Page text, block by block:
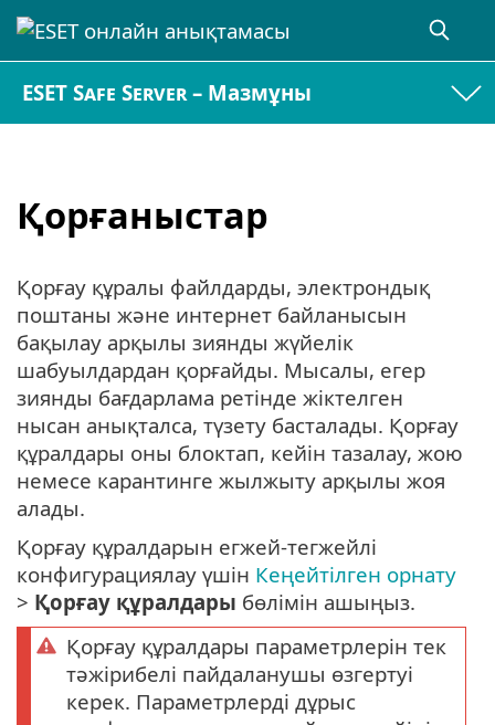
ESET Safe Server – Мазмұны
Қорғаныстар
Қорғау құралы файлдарды, электрондық
поштаны және интернет байланысын
бақылау арқылы зиянды жүйелік
шабуылдардан қорғайды. Мысалы, егер
зиянды бағдарлама ретінде жіктелген
нысан анықталса, түзету басталады. Қорғау
құралдары оны блоктап, кейін тазалау, жою
немесе карантинге жылжыту арқылы жоя
алады.
Қорғау құралдарын егжей-тегжейлі
конфигурациялау үшін Кеңейтілген орнату
> Қорғау құралдары бөлімін ашыңыз.
Қорғау құралдары параметрлерін тек
тәжірибелі пайдаланушы өзгертуі
керек. Параметрлерді дұрыс